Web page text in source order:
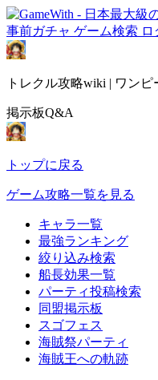
事前ガチャ ゲーム検索 ロ
トレクル攻略wiki | ワン
掲示板Q&A
トップに戻る
ゲーム攻略一覧を見る
キャラ一覧
最強ランキング
絞り込み検索
船長効果一覧
パーティ投稿検索
同盟掲示板
スゴフェス
海賊祭パーティ
海賊王への軌跡